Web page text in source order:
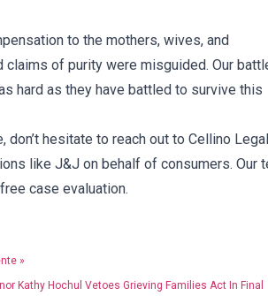
to the mothers, wives, and
claims of purity were misguided. Our
hard as they have battled to survive this
hesitate to reach out to Cellino
like J&J on behalf of consumers. Our
case evaluation.
»
Kathy Hochul Vetoes Grieving Families Act In Final